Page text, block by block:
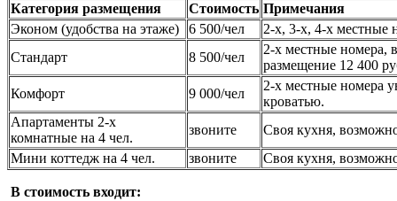
Категория размещения Стоимость Примечания
Эконом (удобства на этаже)
6 500/чел
2-х, 3-х, 4-х местные
Стандарт
8 500/чел
2-х местные номера,
размещение 12 400
Комфорт
9 000/чел
2-х местные номера
кроватью.
Апартаменты 2-х
комнатные на 4 чел.
звоните
Своя кухня,
Мини коттедж на 4 чел.
звоните Своя кухня,
В стоимость входит: